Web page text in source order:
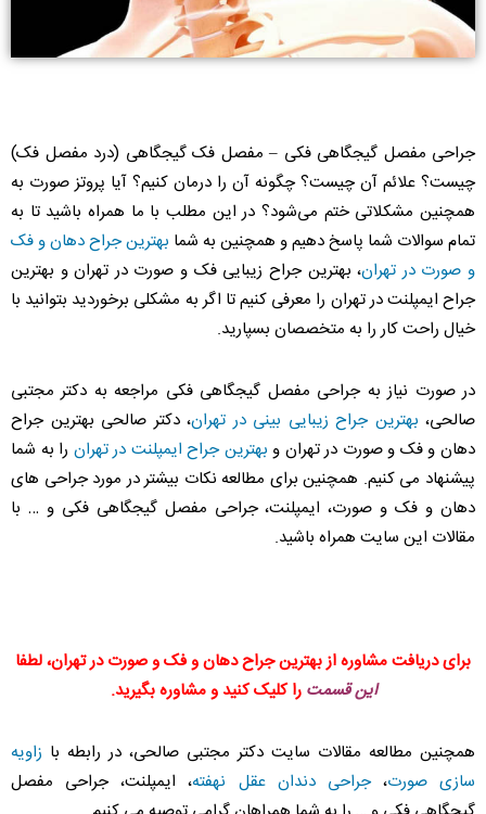
جراحی مفصل گیجگاهی فکی – مفصل فک گیجگاهی (درد مفصل فک)
چیست؟ علائم آن چیست؟ چگونه آن را درمان کنیم؟ آیا پروتز صورت به
همچنین مشکلاتی ختم می‌شود؟ در این مطلب با ما همراه باشید تا به
تمام سوالات شما پاسخ دهیم و همچنین به شما بهترین جراح دهان و فک
و صورت در تهران، بهترین جراح زیبایی فک و صورت در تهران و بهترین
جراح ایمپلنت در تهران را معرفی کنیم تا اگر به مشکلی برخوردید بتوانید با
خیال راحت کار را به متخصصان بسپارید.
در صورت نیاز به جراحی مفصل گیجگاهی فکی مراجعه به دکتر مجتبی
صالحی، بهترین جراح زیبایی بینی در تهران، دکتر صالحی بهترین جراح
دهان و فک و صورت در تهران و بهترین جراح ایمپلنت در تهران را به شما
پیشنهاد می کنیم. همچنین برای مطالعه نکات بیشتر در مورد جراحی های
دهان و فک و صورت، ایمپلنت، جراحی مفصل گیجگاهی فکی و … با
مقالات این سایت همراه باشید.
برای دریافت مشاوره از بهترین جراح دهان و فک و صورت در تهران، لطفا
این قسمت را کلیک کنید و مشاوره بگیرید.
همچنین مطالعه مقالات سایت دکتر مجتبی صالحی، در رابطه با زاویه
سازی صورت،جراحی دندان عقل نهفته، ایمپلنت، جراحی مفصل